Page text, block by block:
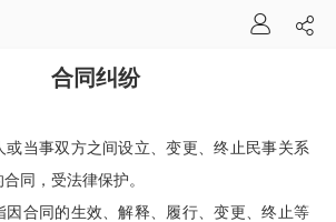
合同纠纷
或当事双方之间设立、变更、终止民事关系
同，受法律保护。
因合同的生效、解释、履行、变更、终止等